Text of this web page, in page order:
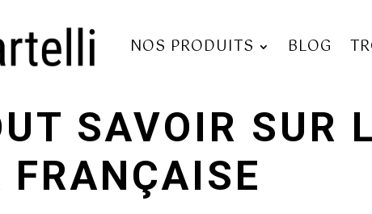
NOS PRODUITS BLOG
SAVOIR SUR
FRANÇAISE